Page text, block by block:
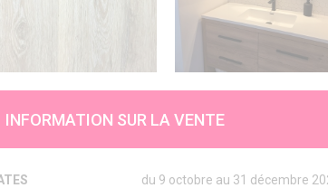
INFORMATION SUR LA VENTE
du 9 octobre au 31 décembre